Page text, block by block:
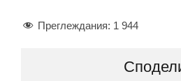
Преглеждания: 1 944